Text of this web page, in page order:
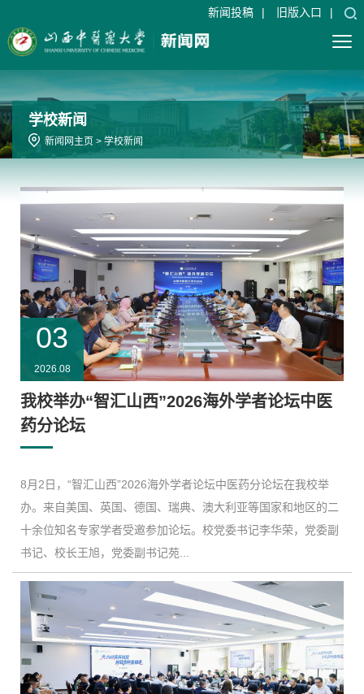
新闻投稿 | 旧版入口 |
学校新闻
新闻网主页 > 学校新闻
03
2026.08
我校举办“智汇山西”2026海外学者论坛中医
药分论坛
8月2日，“智汇山西”2026海外学者论坛中医药分论坛在我校举
办。来自美国、英国、德国、瑞典、澳大利亚等国家和地区的二
十余位知名专家学者受邀参加论坛。校党委书记李华荣，党委副
书记、校长王旭，党委副书记苑...